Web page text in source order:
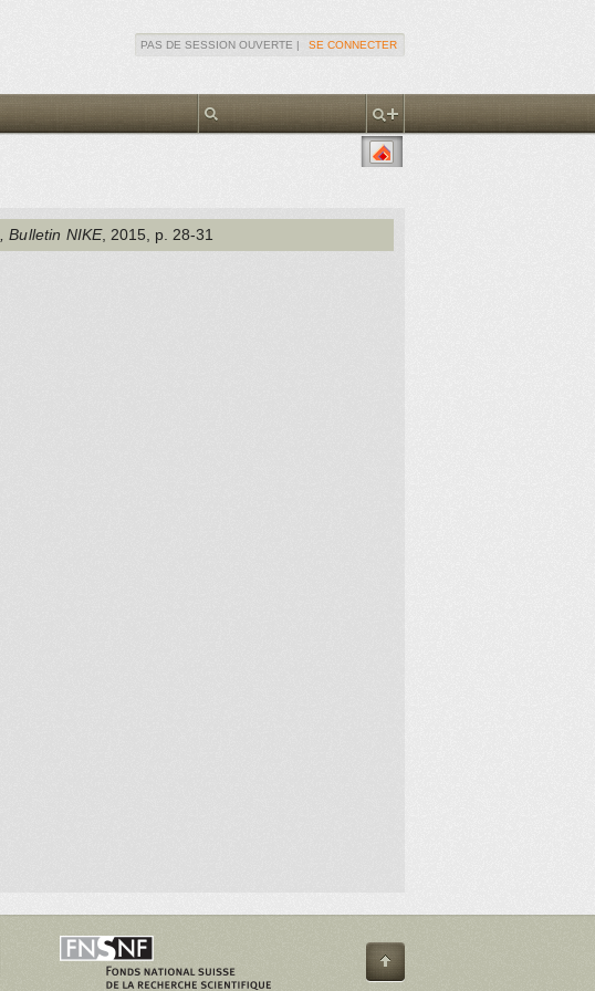
PAS DE SESSION OUVERTE | SE CONNECTER
, Bulletin NIKE, 2015 , p. 28-31